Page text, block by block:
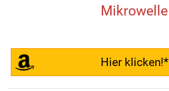
Mikrowelle
Hier klicken!*